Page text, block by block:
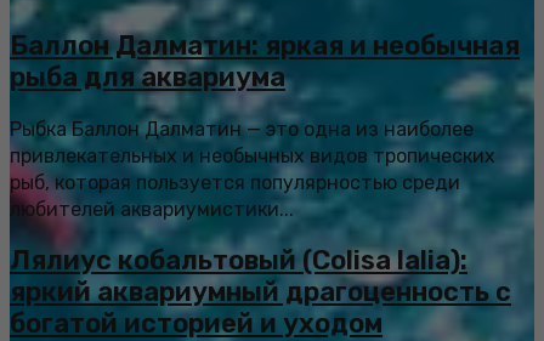
Баллон Далматин: яркая и необычная
рыба для аквариума
Рыбка Баллон Далматин — это одна из наиболее
привлекательных и необычных видов тропических
рыб, которая пользуется популярностью среди
любителей аквариумистики...
Лялиус кобальтовый (Colisa lalia):
яркий аквариумный драгоценность с
богатой историей и уходом